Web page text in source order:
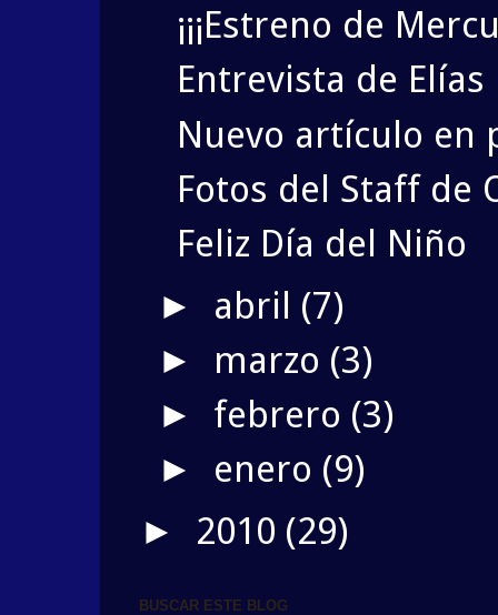
¡¡¡Estreno de
Entrevista de
Nuevo artículo en
Fotos del Staff de
Feliz Día del Niño
► abril (7)
► marzo (3)
► febrero (3)
► enero (9)
► 2010 (29)
BUSCAR ESTE BLOG